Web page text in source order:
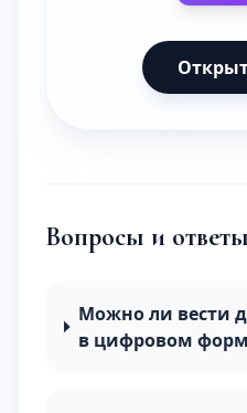
Вопросы и ответы
Можно ли вести
в цифровом